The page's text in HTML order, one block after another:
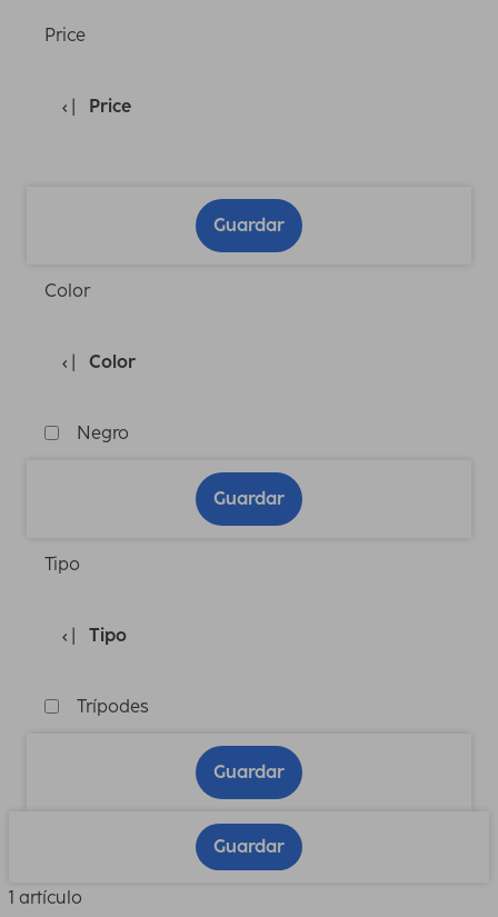
Price
Price
Guardar
Color
Color
Negro
Guardar
Tipo
Tipo
Trípodes
Guardar
Guardar
1 artículo